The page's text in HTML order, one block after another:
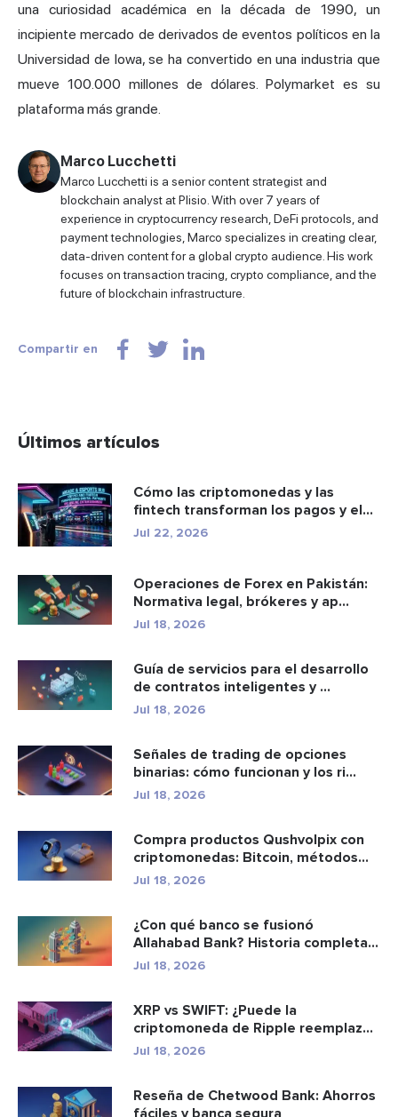
una curiosidad académica en la década de 1990, un
incipiente mercado de derivados de eventos políticos en la
Universidad de Iowa, se ha convertido en una industria que
mueve 100.000 millones de dólares. Polymarket es su
plataforma más grande.
Marco Lucchetti
Marco Lucchetti is a senior content strategist and
blockchain analyst at Plisio. With over 7 years of
experience in cryptocurrency research, DeFi protocols, and
payment technologies, Marco specializes in creating clear,
data-driven content for a global crypto audience. His work
focuses on transaction tracing, crypto compliance, and the
future of blockchain infrastructure.
Compartir en
Últimos artículos
Cómo las criptomonedas y las
fintech transforman los pagos y el
e...
Jul 22, 2026
Operaciones de Forex en Pakistán:
Normativa legal, brókeres y ap...
Jul 18, 2026
Guía de servicios para el desarrollo
de contratos inteligentes y ...
Jul 18, 2026
Señales de trading de opciones
binarias: cómo funcionan y los ri...
Jul 18, 2026
Compra productos Qushvolpix con
criptomonedas: Bitcoin, métodos
d...
Jul 18, 2026
¿Con qué banco se fusionó
Allahabad Bank? Historia completa
de ...
Jul 18, 2026
XRP vs SWIFT: ¿Puede la
criptomoneda de Ripple reemplazar
a los p...
Jul 18, 2026
Reseña de Chetwood Bank: Ahorros
fáciles y banca segura